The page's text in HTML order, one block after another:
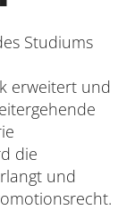
Studiums
erweitert und
die
und